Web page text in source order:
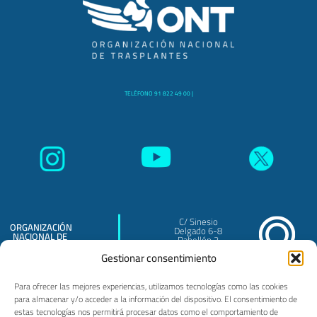
Gestionar consentimiento
Para ofrecer las mejores experiencias, utilizamos tecnologías como las cookies
para almacenar y/o acceder a la información del dispositivo. El consentimiento de
estas tecnologías nos permitirá procesar datos como el comportamiento de
TELÉFONO 91 822 49 00 |
ORGANIZACIÓN
NACIONAL DE
C/ Sinesio
Delgado 6-8
Pabellón 3